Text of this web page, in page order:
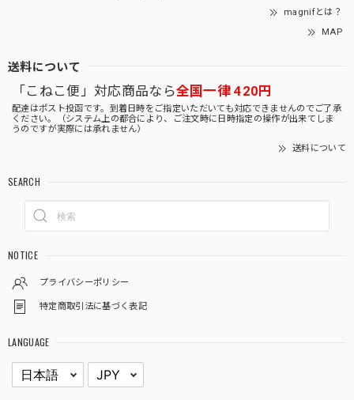
magnifとは？
MAP
送料について
「こねこ便」対応商品なら全国一律 420円
配達はポスト投函です。到着日時をご指定いただいても対応できませんのでご了承
ください。（システム上の都合により、ご注文時に日時指定の操作が出来てしま
うのですが実際には承れません）
送料について
SEARCH
NOTICE
プライバシーポリシー
特定商取引法に基づく表記
LANGUAGE